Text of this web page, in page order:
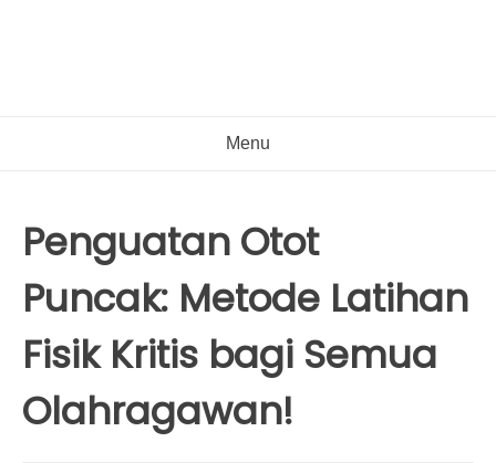
Menu
Penguatan Otot
Puncak: Metode Latihan
Fisik Kritis bagi Semua
Olahragawan!